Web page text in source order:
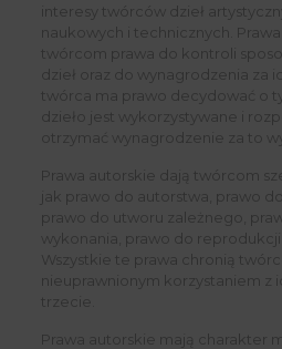
interesy twórców dzieł
naukowych i technicznych.
twórcom prawa do kontroli
dzieł oraz do wynagrodzenia za
twórca ma prawo decydować o
dzieło jest wykorzystywane i
otrzymać wynagrodzenie za to
Prawa autorskie dają twórcom
jak prawo do autorstwa, prawo
prawo do utworu zależnego,
wykonania, prawo do
Wszystkie te prawa chronią
nieuprawnionym korzystaniem z
trzecie.
Prawa autorskie mają charakter